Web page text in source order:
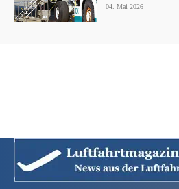
04. Mai 2026